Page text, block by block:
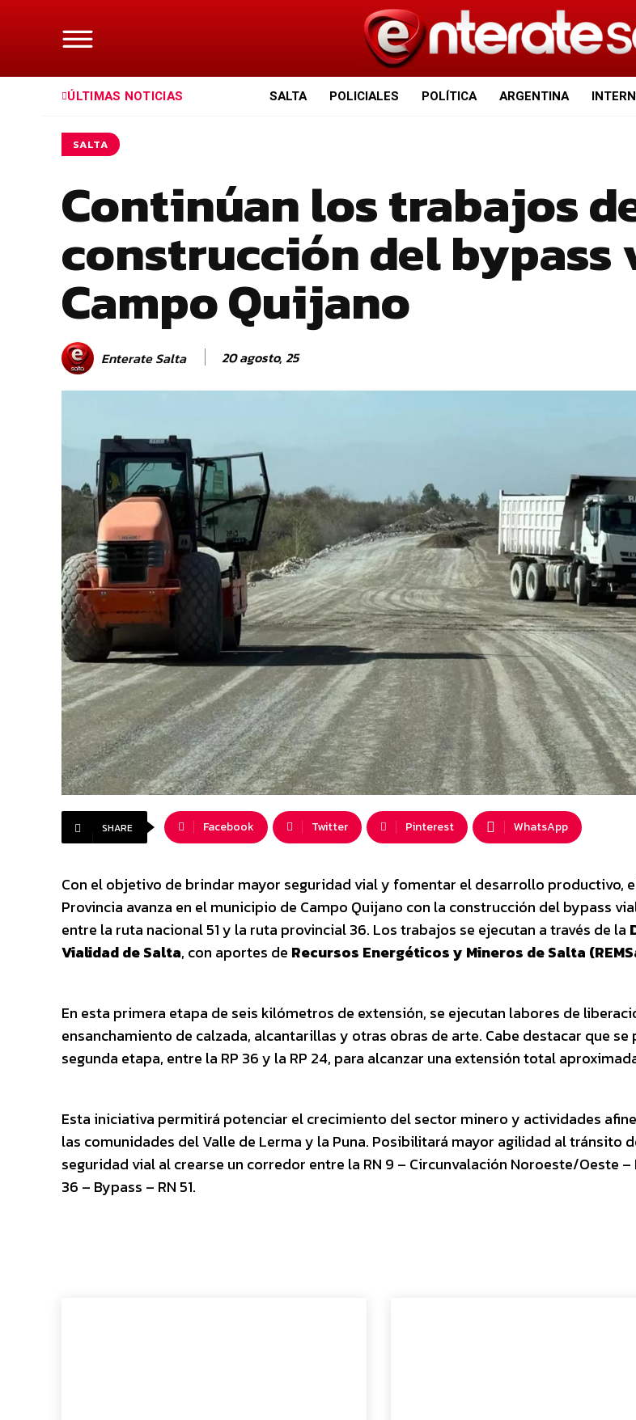
ÚLTIMAS NOTICIAS SALTA POLICIALES POLÍTICA ARGENTINA
SALTA
Continúan los trabajos
construcción del bypass
Campo Quijano
Enterate Salta 20 agosto, 25
SHARE Facebook Twitter Pinterest WhatsApp
Con el objetivo de brindar mayor seguridad vial y fomentar el desarrollo productivo,
Provincia avanza en el municipio de Campo Quijano con la construcción del bypass
entre la ruta nacional 51 y la ruta provincial 36. Los trabajos se ejecutan a través de la
Vialidad de Salta, con aportes de Recursos Energéticos y Mineros de Salta
En esta primera etapa de seis kilómetros de extensión, se ejecutan labores de
ensanchamiento de calzada, alcantarillas y otras obras de arte. Cabe destacar que se
segunda etapa, entre la RP 36 y la RP 24, para alcanzar una extensión total
Esta iniciativa permitirá potenciar el crecimiento del sector minero y actividades
las comunidades del Valle de Lerma y la Puna. Posibilitará mayor agilidad al tránsito
seguridad vial al crearse un corredor entre la RN 9 – Circunvalación Noroeste/Oeste –
36 – Bypass – RN 51.